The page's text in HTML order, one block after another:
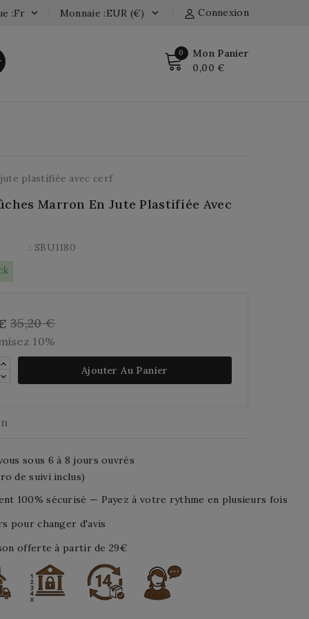
Connexion
Monnaie :EUR (€) 
:fr 
0 Mon Panier
0,00 €
plastifiée avec cerf
Marron En Jute Plastifiée Avec
: SBU1180
35,20 €
10%
Ajouter Au Panier
sous 6 à 8 jours ouvrés
de suivi inclus)
100% sécurisé — Payez à votre rythme en plusieurs fois
pour changer d'avis
offerte à partir de 29€